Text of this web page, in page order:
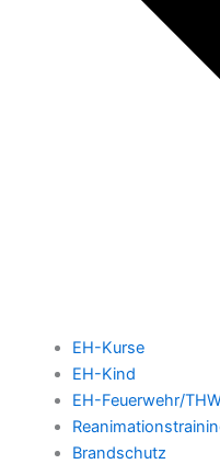
EH-Kurse
EH-Kind
EH-Feuerwehr/
Brandschutz